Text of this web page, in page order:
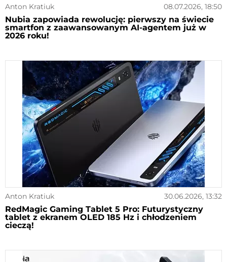
Anton Kratiuk 08.07.2026, 18:50
Nubia zapowiada rewolucję: pierwszy na świecie
smartfon z zaawansowanym AI-agentem już w
2026 roku!
Anton Kratiuk 30.06.2026, 13:32
RedMagic Gaming Tablet 5 Pro: Futurystyczny
tablet z ekranem OLED 185 Hz i chłodzeniem
cieczą!